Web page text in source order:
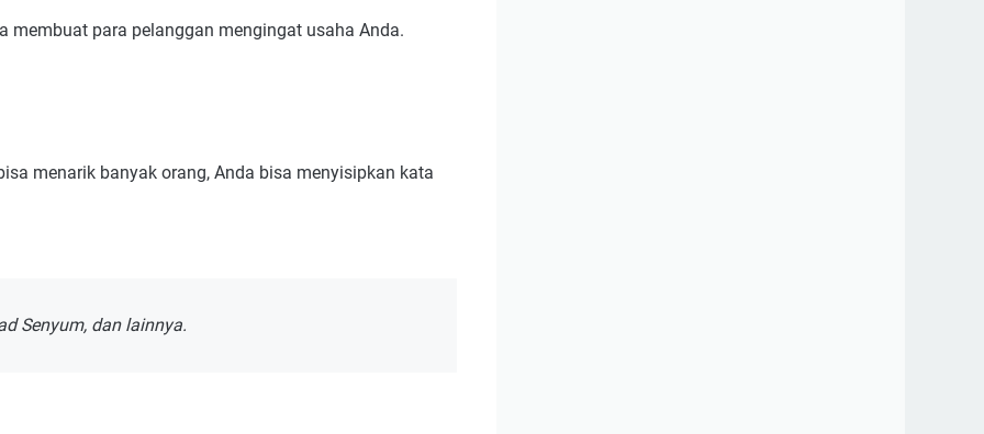
membuat para pelanggan mengingat usaha Anda.
menarik banyak orang, Anda bisa menyisipkan kata
Senyum, dan lainnya.